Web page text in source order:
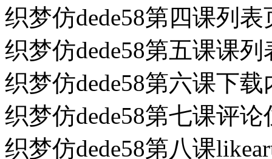
织梦仿dede58第四课列
织梦仿dede58第五课课
织梦仿dede58第六课下
织梦仿dede58第七课评
织梦仿dede58第八课